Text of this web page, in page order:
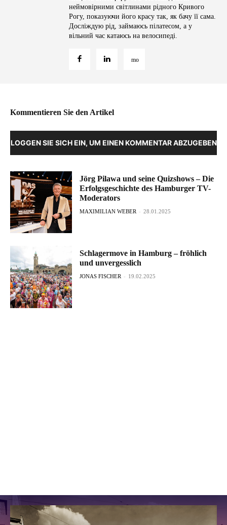
неймовірними світлинами рідного Кривого
Рогу, показуючи його красу так, як бачу її сама.
Досліждую рід, займаюсь пілатесом, а у
вільний час катаюсь на велосипеді.
Kommentieren Sie den Artikel
LOGGEN SIE SICH EIN, UM EINEN KOMMENTAR ABZUGEBEN
Jörg Pilawa und seine Quizshows – Die
Erfolgsgeschichte des Hamburger TV-
Moderators
MAXIMILIAN WEBER - 28.01.2025
Schlagermove in Hamburg – fröhlich
und unvergesslich
JONAS FISCHER - 19.02.2025